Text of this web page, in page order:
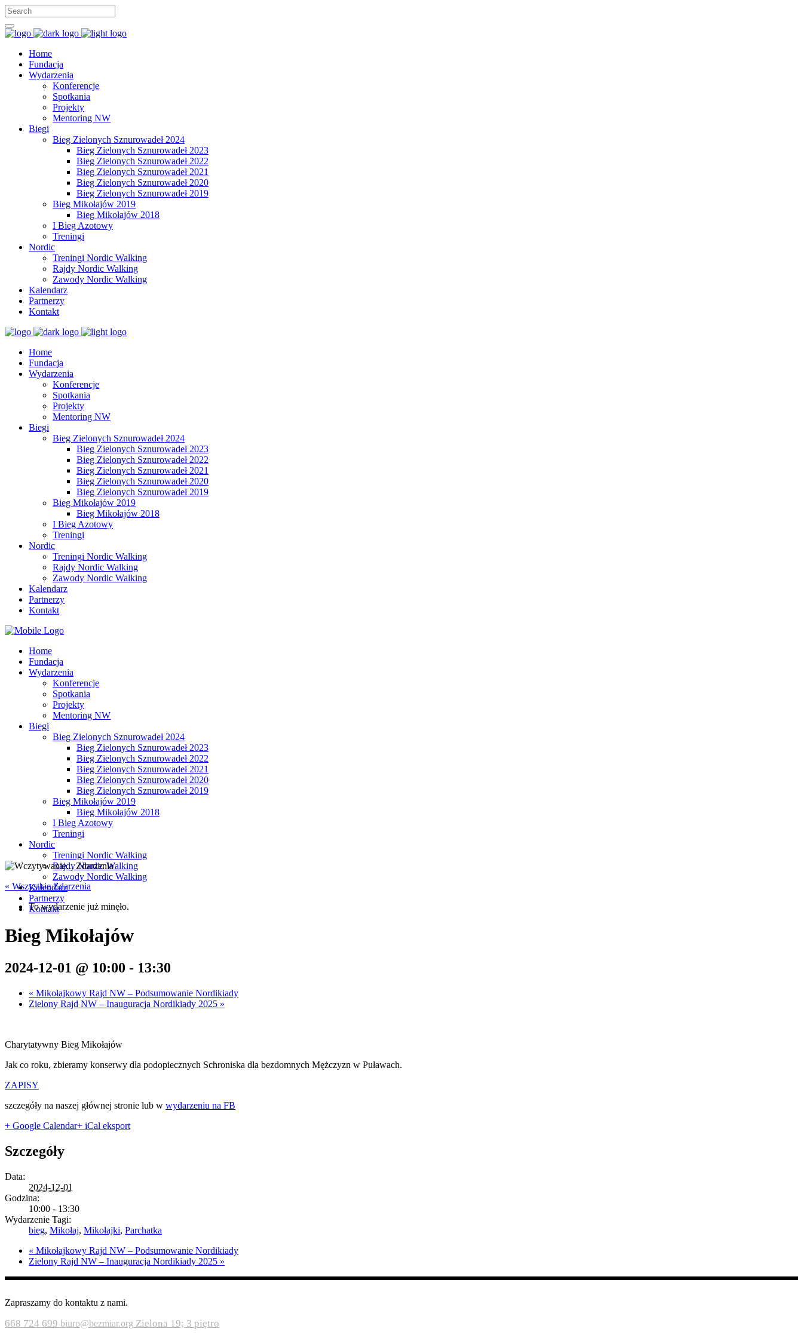
Home
Fundacja
Wydarzenia
Konferencje
Spotkania
Projekty
Mentoring NW
Biegi
Bieg Zielonych Sznurowadeł 2024
Bieg Zielonych Sznurowadeł 2023
Bieg Zielonych Sznurowadeł 2022
Bieg Zielonych Sznurowadeł 2021
Bieg Zielonych Sznurowadeł 2020
Bieg Zielonych Sznurowadeł 2019
Bieg Mikołajów 2019
Bieg Mikołajów 2018
I Bieg Azotowy
Treningi
Nordic
Treningi Nordic Walking
Rajdy Nordic Walking
Zawody Nordic Walking
Kalendarz
Partnerzy
Kontakt
Home
Fundacja
Wydarzenia
Konferencje
Spotkania
Projekty
Mentoring NW
Biegi
Bieg Zielonych Sznurowadeł 2024
Bieg Zielonych Sznurowadeł 2023
Bieg Zielonych Sznurowadeł 2022
Bieg Zielonych Sznurowadeł 2021
Bieg Zielonych Sznurowadeł 2020
Bieg Zielonych Sznurowadeł 2019
Bieg Mikołajów 2019
Bieg Mikołajów 2018
I Bieg Azotowy
Treningi
Nordic
Treningi Nordic Walking
Rajdy Nordic Walking
Zawody Nordic Walking
Kalendarz
Partnerzy
Kontakt
Home
Fundacja
Wydarzenia
Konferencje
Spotkania
Projekty
Mentoring NW
Biegi
Bieg Zielonych Sznurowadeł 2024
Bieg Zielonych Sznurowadeł 2023
Bieg Zielonych Sznurowadeł 2022
Bieg Zielonych Sznurowadeł 2021
Bieg Zielonych Sznurowadeł 2020
Bieg Zielonych Sznurowadeł 2019
Bieg Mikołajów 2019
Bieg Mikołajów 2018
I Bieg Azotowy
Treningi
Nordic
Treningi Nordic Walking
Rajdy Nordic Walking
Zawody Nordic Walking
Kalendarz
Partnerzy
Kontakt
« Wszystkie Zdarzenia
To wydarzenie już minęło.
Bieg Mikołajów
2024-12-01 @ 10:00 - 13:30
« Mikołajkowy Rajd NW – Podsumowanie Nordikiady
Zielony Rajd NW – Inauguracja Nordikiady 2025 »
Charytatywny Bieg Mikołajów
Jak co roku, zbieramy konserwy dla podopiecznych Schroniska dla bezdomnych Mężczyzn w Puławach.
ZAPISY
szczegóły na naszej głównej stronie lub w wydarzeniu na FB
+ Google Calendar+ iCal eksport
Szczegóły
Data:
2024-12-01
Godzina:
10:00 - 13:30
Wydarzenie Tagi:
bieg, Mikołaj, Mikołajki, Parchatka
« Mikołajkowy Rajd NW – Podsumowanie Nordikiady
Zielony Rajd NW – Inauguracja Nordikiady 2025 »
Zapraszamy do kontaktu z nami.
668 724 699 biuro@bezmiar.org Zielona 19; 3 piętro